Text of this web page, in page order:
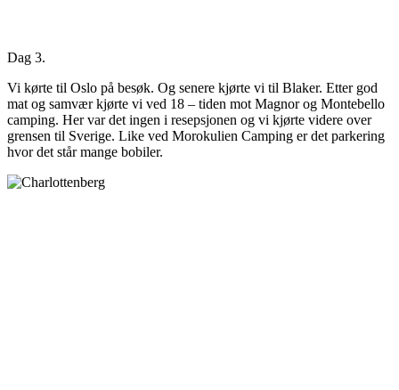
Dag 3.
Vi kørte til Oslo på besøk. Og senere kjørte vi til Blaker. Etter god
mat og samvær kjørte vi ved 18 – tiden mot Magnor og Montebello
camping. Her var det ingen i resepsjonen og vi kjørte videre over
grensen til Sverige. Like ved Morokulien Camping er det parkering
hvor det står mange bobiler.